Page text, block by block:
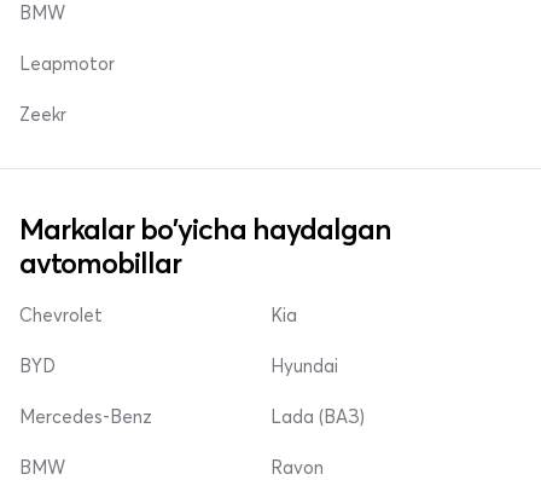
BMW
Leapmotor
Zeekr
Markalar bo'yicha haydalgan
avtomobillar
Chevrolet
BYD
Mercedes-Benz
Kia
Hyundai
Lada (ВАЗ)
BMW Ravon